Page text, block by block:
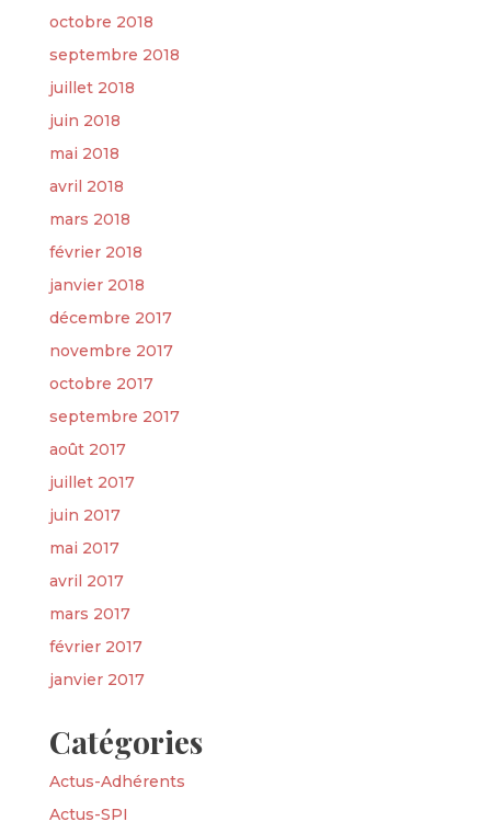
octobre 2018
septembre 2018
juillet 2018
juin 2018
mai 2018
avril 2018
mars 2018
février 2018
janvier 2018
décembre 2017
novembre 2017
octobre 2017
septembre 2017
août 2017
juillet 2017
juin 2017
mai 2017
avril 2017
mars 2017
février 2017
janvier 2017
Catégories
Actus-Adhérents
Actus-SPI